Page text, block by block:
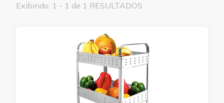
Exibindo: 1 - 1 de 1 RESULTADOS